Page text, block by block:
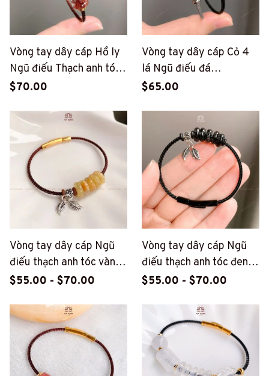
Vòng tay dây cáp Hồ ly
Ngũ điếu Thạch anh tóc
đỏ (PT50)
$70.00
Vòng tay dây cáp Cỏ 4
lá Ngũ điếu đá
Moonstone (PT49)
$65.00
Vòng tay dây cáp Ngũ
điếu thạch anh tóc vàng
mix charm bạc lá non
$55.00 - $70.00
Vòng tay dây cáp Ngũ
điếu thạch anh tóc đen
mix charm bạc lá non
$55.00 - $70.00